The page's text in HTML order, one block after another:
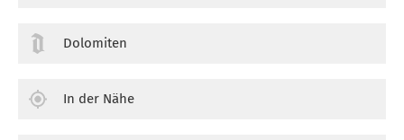
Dolomiten
In der Nähe